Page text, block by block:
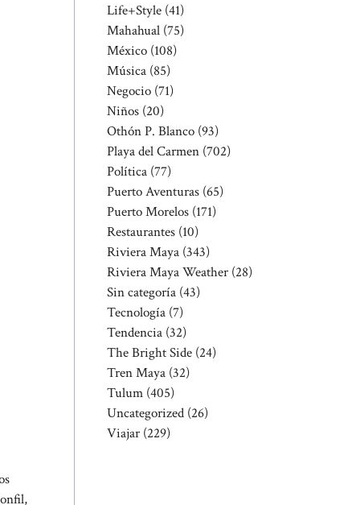
Life+Style (41)
Mahahual (75)
México (108)
Música (85)
Negocio (71)
Niños (20)
Othón P. Blanco (93)
Playa del Carmen (702)
Política (77)
Puerto Aventuras (65)
Puerto Morelos (171)
Restaurantes (10)
Riviera Maya (343)
Riviera Maya Weather (28)
Sin categoría (43)
Tecnología (7)
Tendencia (32)
The Bright Side (24)
Tren Maya (32)
Tulum (405)
Uncategorized (26)
Viajar (229)